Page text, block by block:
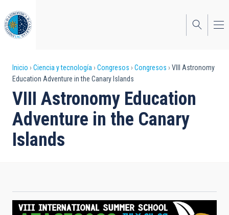
al
contenido
principal
Sobrescribir
enlaces
de
ayuda
a
Inicio Ciencia y tecnología Congresos Congresos
VIII Astronomy
Education Adventure in the Canary Islands
VIII Astronomy Education
Adventure in the Canary
Islands